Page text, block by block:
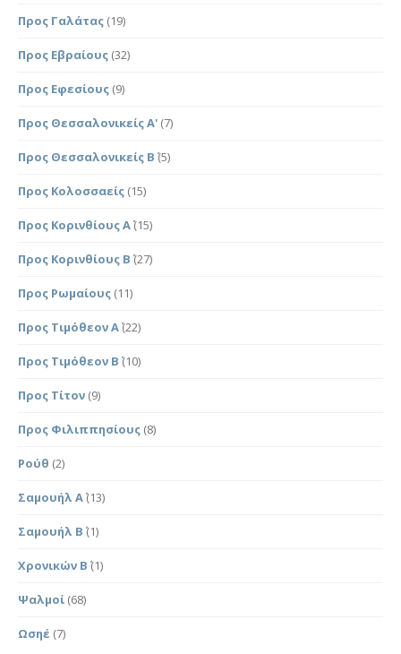
Προς Γαλάτας (19)
Προς Εβραίους (32)
Προς Εφεσίους (9)
Προς Θεσσαλονικείς Α' (7)
Προς Θεσσαλονικείς Β΄ (5)
Προς Κολοσσαείς (15)
Προς Κορινθίους Α΄(15)
Προς Κορινθίους Β΄ (27)
Προς Ρωμαίους (11)
Προς Τιμόθεον Α΄(22)
Προς Τιμόθεον Β΄ (10)
Προς Τίτον (9)
Προς Φιλιππησίους (8)
Ρούθ (2)
Σαμουήλ Α΄(13)
Σαμουήλ Β΄ (1)
Χρονικών Β΄ (1)
Ψαλμοί (68)
Ωσηέ (7)